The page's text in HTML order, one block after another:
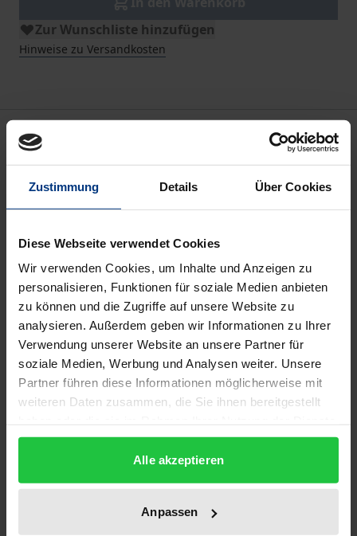
Zustimmung Details Über Cookies
Diese Webseite verwendet Cookies
Wir verwenden Cookies, um Inhalte und Anzeigen zu
personalisieren, Funktionen für soziale Medien anbieten
zu können und die Zugriffe auf unsere Website zu
analysieren. Außerdem geben wir Informationen zu Ihrer
Verwendung unserer Website an unsere Partner für
soziale Medien, Werbung und Analysen weiter. Unsere
Partner führen diese Informationen möglicherweise mit
weiteren Daten zusammen, die Sie ihnen bereitgestellt
gesammelt haben.
Alle akzeptieren
Anpassen
Zur Wunschliste hinzufügen
Hinweise zu Versandkosten
Beschreibung
Das Phänomen der Globalisierung hat im
nationaler Volkswirtschaften und die internationale
Tätigkeit privater Unternehmen führt insbesondere
im Fusionskontrollrecht zu rechtlichen
Schwierigkeiten. In diesem Werk, das die Ergebnisse
einer Tagung des Europa-Instituts Freiburg e.V. im
Jahre 2001 zusammenfaßt, werden die
grundsätzlichen rechtlichen Probleme von
anerkannten Experten analysiert. Die Grundfragen
Marktabgrenzung im globalen Umfeld bis zur
Notwendigkeit einer vereinheitlichten
Fusionskontrolle. Dabei wird auf den Konflikt